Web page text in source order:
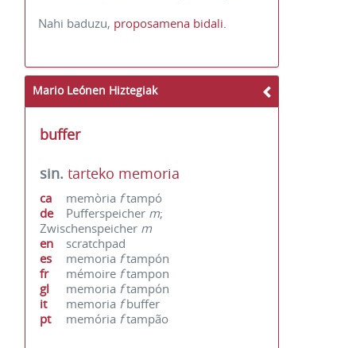
Nahi baduzu, proposamena bidali.
Mario Leónen Hiztegiak
buffer
sin. tarteko memoria
ca memòria ftampó
de
Pufferspeicher m;
Zwischenspeicher m
en
scratchpad
es
memoria ftampón
fr
mémoire ftampon
gl
memoria ftampón
it
memoria fbuffer
pt
memória ftampão